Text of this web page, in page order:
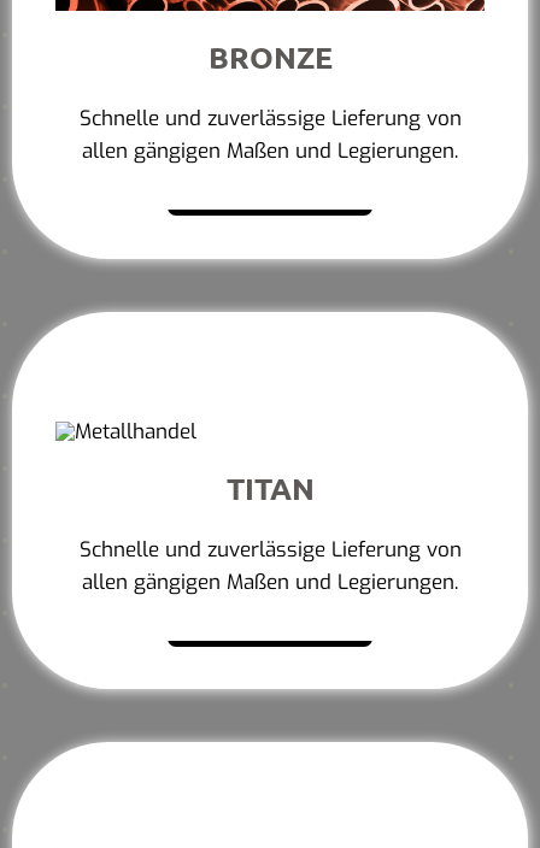
BRONZE
Schnelle und zuverlässige Lieferung von
allen gängigen Maßen und Legierungen.
TITAN
Schnelle und zuverlässige Lieferung von
allen gängigen Maßen und Legierungen.